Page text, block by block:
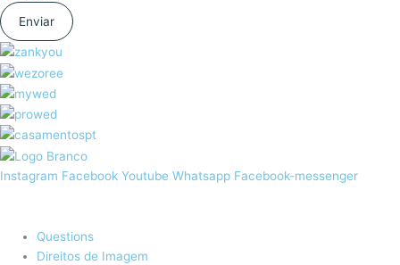
Enviar
Instagram Facebook Youtube Whatsapp Facebook-messenger
Questions
Direitos de Imagem